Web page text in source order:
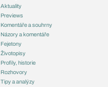
Aktuality
Previews
Komentáře a souhrny
Názory a komentáře
Fejetony
Životopisy
Profily, historie
Rozhovory
Tipy a analýzy